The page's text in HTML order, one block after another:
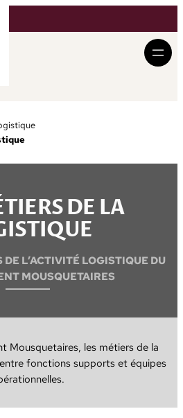
DE LA
L’ACTIVITÉ LOGISTIQUE DU
MOUSQUETAIRES
Mousquetaires, les métiers de la
fonctions supports et équipes